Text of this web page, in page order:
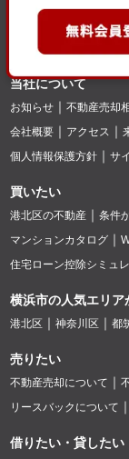
当社について
お知らせ 不動産売却
会社概要
アクセス
個人情報保護方針
サ
買いたい
港北区の不動産 条件
マンションカタログ
住宅ローン控除シミュ
横浜市の人気エリア
港北区 神奈川区 都
売りたい
不動産売却について
リースバックについて
借りたい・貸したい